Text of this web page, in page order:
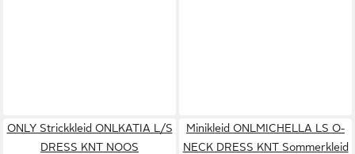
ONLY Strickkleid ONLKATIA L/S
DRESS KNT NOOS
Minikleid ONLMICHELLA LS O-
NECK DRESS KNT Sommerkleid